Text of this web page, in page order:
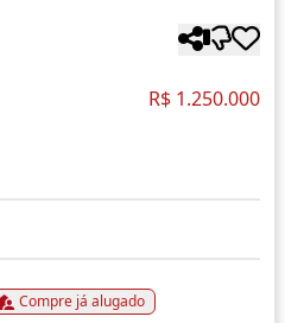
R$ 1.250.000
Compre já alugado